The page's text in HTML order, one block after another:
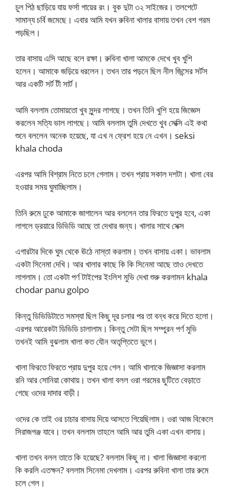
চুল পিঠ ছাড়িয়ে যায় ফর্সা গায়ের রং। বুক দুটা ৩২ সাইজের। তলপেটে
সামান্য চর্বি জমেছে। এবার আমি যখন রুবিনা খালার বাসায় তখন বেশ গরম
পড়ছিল।
তার বাসায় এসি আছে বলে রক্ষা। রুবিনা খালা আমকে দেখে খুব খুশি
হলেন। আমাকে জড়িয়ে ধরলেন। তখন তার পড়নে ছিল নীল জিন্সের সর্টস
আর একটি সর্ট টী সার্ট।
আমি বললাম তোমায়তো খুব সুন্দর লাগছে। তখন তিনি খুশি হয়ে জিজ্ঞেস
করলেন সত্যি ভাল লাগছে। আমি বললাম তুমি দেখতে খুব সেক্সি এই কথা
শুনে বললেন অনেক হয়েছে, যা এখ ন ফ্রেশ হয়ে নে এখন। seksi
khala choda
এরপর আমি বিশ্রাম নিতে চলে গেলাম। তখন প্রায় সকাল দশটা। খালা বের
হওয়ার সময় ঘুমাচ্ছিলাম।
তিনি রুমে ঢুকে আমাকে জাগালেন আর বললেন তার ফিরতে দুপুর হবে, একা
লাগলে ড্রয়ারে ডিভিডি আছে তা দেখার জন্য। খালার সাথে সেক্স
এগারটার দিকে ঘুম থেকে ঊঠে নাস্তা করলাম। তখন বাসায় একা। ভাবলাম
একটা সিনেমা দেখি। আর খালার কাছে কি কি সিনেমা আছে তাও দেখতে
লাগলাম। তো একটা পর্ণ টাইপের ইংলিশ মুভি দেখা শুরু করলামন khala
chodar panu golpo
কিন্তু ডিভিডিটাতে সমস্যা ছিল কিছু দূর চলার পর তা বন্ধ করে দিতে হলো।
এরপর আরেকটা ডিভিডি চালালাম। কিন্তু সেটা ছিল সম্পুরন পর্ণ মুভি
তখনই আমি বুঝলাম খালা কত যৌন অতৃপ্তিতে ভুগে।
খালা ফিরতে ফিরতে প্রায় দুপুর হয়ে গেল। আমি খালাকে জিজ্ঞাসা করলাম
রনি আর সোনিয়া কোথায়। তখন খালা বলল ওরা গরমের ছুটিতে বেড়াতে
গেছে ওদের দাদার বাড়ী।
ওদের কে তাই ওর চাচার বাসায় দিয়ে আসতে গিয়েছিলাম। ওরা আজ বিকেলে
সিরাজগঞ্জ যাবে। তখন বললাম তাহলে আমি আর তুমি একা এখন বাসায়।
খালা তখন বলল তাতে কি হয়েছে? বললাম কিছু না। খালা জিজ্ঞাসা করলো
কি করলি এতক্ষন? বললাম সিনেমা দেখলাম। এরপর রুবিনা খালা তার রুমে
চলে গেল।